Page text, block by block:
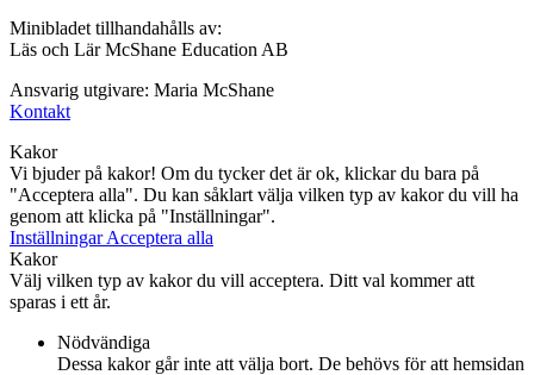
Minibladet tillhandahålls av:
Läs och Lär McShane Education AB
Ansvarig utgivare: Maria McShane
Kontakt
Kakor
Vi bjuder på kakor! Om du tycker det är ok, klickar du bara på
"Acceptera alla". Du kan såklart välja vilken typ av kakor du vill ha
genom att klicka på "Inställningar".
InställningarAcceptera alla
Kakor
Välj vilken typ av kakor du vill acceptera. Ditt val kommer att
sparas i ett år.
Nödvändiga
Dessa kakor går inte att välja bort. De behövs för att hemsidan